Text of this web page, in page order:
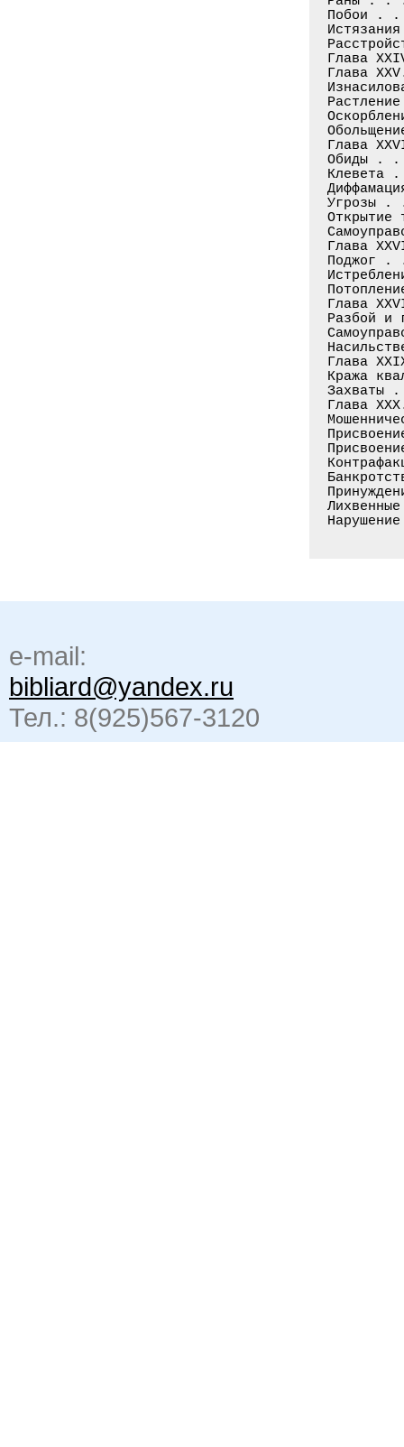
e-mail:
bibliard@yandex.ru
Тел.: 8(925)567-3120